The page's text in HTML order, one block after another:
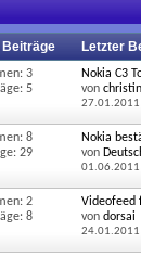
Beiträge Letzter
3
5
Nokia C3
von
27.01.2011
8
29
Nokia
von
01.06.2011
2
8
Videofeed
von dorsai
24.01.2011